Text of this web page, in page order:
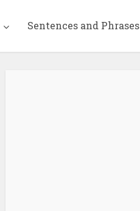
Sentences and Phrases